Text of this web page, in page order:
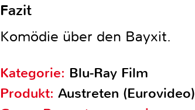
Fazit
Komödie über den Bayxit.
Kategorie: Blu-Ray Film
Produkt: Austreten (Eurovideo)